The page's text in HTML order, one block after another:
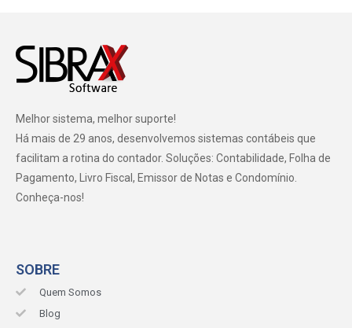
Melhor sistema, melhor suporte!
Há mais de 29 anos, desenvolvemos sistemas contábeis que
facilitam a rotina do contador. Soluções: Contabilidade, Folha de
Pagamento, Livro Fiscal, Emissor de Notas e Condomínio.
Conheça-nos!
SOBRE
Quem Somos
Blog